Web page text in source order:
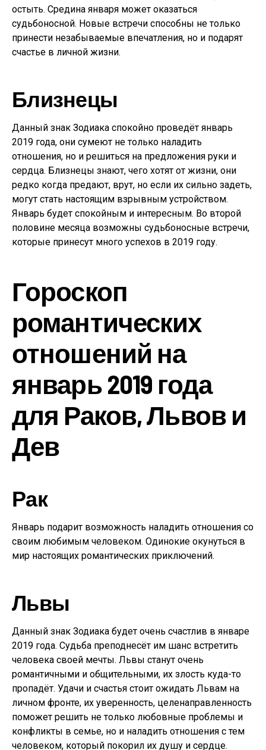
остыть. Средина января может оказаться
судьбоносной. Новые встречи способны не только
принести незабываемые впечатления, но и подарят
счастье в личной жизни.
Близнецы
Данный знак Зодиака спокойно проведёт январь
2019 года, они сумеют не только наладить
отношения, но и решиться на предложения руки и
сердца. Близнецы знают, чего хотят от жизни, они
редко когда предают, врут, но если их сильно задеть,
могут стать настоящим взрывным устройством.
Январь будет спокойным и интересным. Во второй
половине месяца возможны судьбоносные встречи,
которые принесут много успехов в 2019 году.
Гороскоп
романтических
отношений на
январь 2019 года
для Раков, Львов и
Дев
Рак
Январь подарит возможность наладить отношения со
своим любимым человеком. Одинокие окунуться в
мир настоящих романтических приключений.
Львы
Данный знак Зодиака будет очень счастлив в январе
2019 года. Судьба преподнесёт им шанс встретить
человека своей мечты. Львы станут очень
романтичными и общительными, их злость куда-то
пропадёт. Удачи и счастья стоит ожидать Львам на
личном фронте, их уверенность, целенаправленность
поможет решить не только любовные проблемы и
конфликты в семье, но и наладить отношения с тем
человеком, который покорил их душу и сердце.